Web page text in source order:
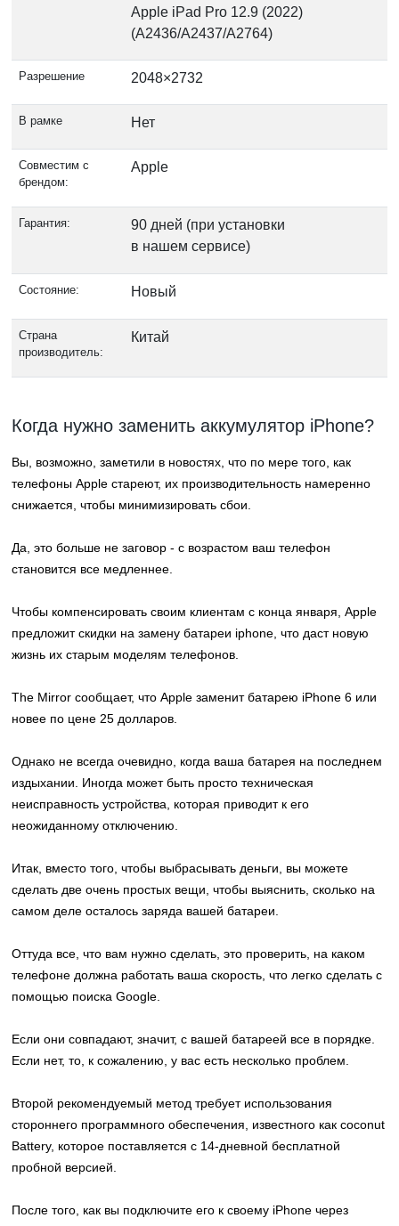
Apple iPad Pro 12.9 (2022)
(A2436/A2437/A2764)
Разрешение 2048×2732
В рамке Нет
Совместим с
брендом:
Apple
Гарантия:
90 дней (при установки
в нашем сервисе)
Состояние: Новый
Страна
производитель:
Китай
Когда нужно заменить аккумулятор iPhone?
Вы, возможно, заметили в новостях, что по мере того, как
телефоны Apple стареют, их производительность намеренно
снижается, чтобы минимизировать сбои.
Да, это больше не заговор - с возрастом ваш телефон
становится все медленнее.
Чтобы компенсировать своим клиентам с конца января, Apple
предложит скидки на замену батареи iphone, что даст новую
жизнь их старым моделям телефонов.
The Mirror сообщает, что Apple заменит батарею iPhone 6 или
новее по цене 25 долларов.
Однако не всегда очевидно, когда ваша батарея на последнем
издыхании. Иногда может быть просто техническая
неисправность устройства, которая приводит к его
неожиданному отключению.
Итак, вместо того, чтобы выбрасывать деньги, вы можете
сделать две очень простых вещи, чтобы выяснить, сколько на
самом деле осталось заряда вашей батареи.
Оттуда все, что вам нужно сделать, это проверить, на каком
телефоне должна работать ваша скорость, что легко сделать с
помощью поиска Google.
Если они совпадают, значит, с вашей батареей все в порядке.
Если нет, то, к сожалению, у вас есть несколько проблем.
Второй рекомендуемый метод требует использования
стороннего программного обеспечения, известного как coconut
Battery, которое поставляется с 14-дневной бесплатной
пробной версией.
После того, как вы подключите его к своему iPhone через